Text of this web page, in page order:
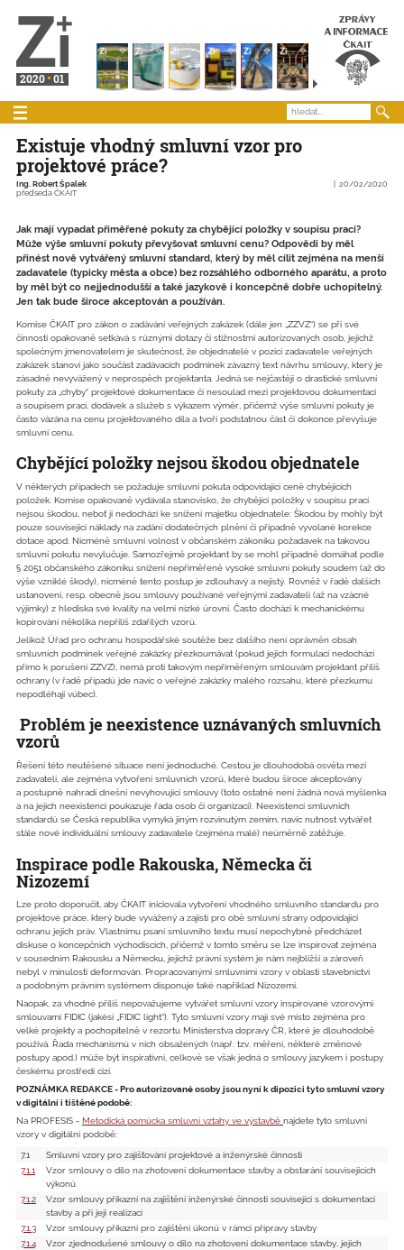
2020 01
Existuje vhodný smluvní vzor pro
projektové práce?
Ing. Robert Špalek
předseda ČKAIT
20/02/2020
Jak mají vypadat přiměřené pokuty za chybějící položky v soupisu prací?
Může výše smluvní pokuty převyšovat smluvní cenu? Odpovědi by měl
přinést nově vytvářený smluvní standard, který by měl cílit zejména na menší
zadavatele (typicky města a obce) bez rozsáhlého odborného aparátu, a proto
by měl být co nejjednodušší a také jazykově i koncepčně dobře uchopitelný.
Jen tak bude široce akceptován a používán.
Komise ČKAIT pro zákon o zadávání veřejných zakázek (dále jen „ZZVZ“) se při své
činnosti opakovaně setkává s různými dotazy či stížnostmi autorizovaných osob, jejichž
společným jmenovatelem je skutečnost, že objednatelé v pozici zadavatele veřejných
zakázek stanoví jako součást zadávacích podmínek závazný text návrhu smlouvy, který je
zásadně nevyvážený v neprospěch projektanta. Jedná se nejčastěji o drastické smluvní
pokuty za „chyby“ projektové dokumentace či nesoulad mezi projektovou dokumentací
a soupisem prací, dodávek a služeb s výkazem výměr, přičemž výše smluvní pokuty je
často vázána na cenu projektovaného díla a tvoří podstatnou část či dokonce převyšuje
smluvní cenu.
Chybějící položky nejsou škodou objednatele
V některých případech se požaduje smluvní pokuta odpovídající ceně chybějících
položek. Komise opakovaně vydávala stanovisko, že chybějící položky v soupisu prací
nejsou škodou, neboť jí nedochází ke snížení majetku objednatele: Škodou by mohly být
pouze související náklady na zadání dodatečných plnění či případně vyvolané korekce
dotace apod. Nicméně smluvní volnost v občanském zákoníku požadavek na takovou
smluvní pokutu nevylučuje. Samozřejmě projektant by se mohl případně domáhat podle
§ 2051 občanského zákoníku snížení nepřiměřeně vysoké smluvní pokuty soudem (až do
výše vzniklé škody), nicméně tento postup je zdlouhavý a nejistý. Rovněž v řadě dalších
ustanovení, resp. obecně jsou smlouvy používané veřejnými zadavateli (až na vzácné
výjimky) z hlediska své kvality na velmi nízké úrovni. Často dochází k mechanickému
kopírování několika nepříliš zdařilých vzorů.
Jelikož Úřad pro ochranu hospodářské soutěže bez dalšího není oprávněn obsah
smluvních podmínek veřejné zakázky přezkoumávat (pokud jejich formulací nedochází
přímo k porušení ZZVZ), nemá proti takovým nepřiměřeným smlouvám projektant příliš
ochrany (v řadě případů jde navíc o veřejné zakázky malého rozsahu, které přezkumu
nepodléhají vůbec).
Problém je neexistence uznávaných smluvních
vzorů
Řešení této neutěšené situace není jednoduché. Cestou je dlouhodobá osvěta mezi
zadavateli, ale zejména vytvoření smluvních vzorů, které budou široce akceptovány
a postupně nahradí dnešní nevyhovující smlouvy (toto ostatně není žádná nová myšlenka
a na jejich neexistenci poukazuje řada osob či organizací). Neexistencí smluvních
standardů se Česká republika vymyká jiným rozvinutým zemím, navíc nutnost vytvářet
stále nové individuální smlouvy zadavatele (zejména malé) neúměrně zatěžuje.
Inspirace podle Rakouska, Německa či
Nizozemí
Lze proto doporučit, aby ČKAIT iniciovala vytvoření vhodného smluvního standardu pro
projektové práce, který bude vyvážený a zajistí pro obě smluvní strany odpovídající
ochranu jejich práv. Vlastnímu psaní smluvního textu musí nepochybně předcházet
diskuse o koncepčních východiscích, přičemž v tomto směru se lze inspirovat zejména
v sousedním Rakousku a Německu, jejichž právní systém je nám nejbližší a zároveň
nebyl v minulosti deformován. Propracovanými smluvními vzory v oblasti stavebnictví
a podobným právním systémem disponuje také například Nizozemí.
Naopak, za vhodné příliš nepovažujeme vytvářet smluvní vzory inspirované vzorovými
smlouvami FIDIC (jakési „FIDIC light“). Tyto smluvní vzory mají své místo zejména pro
velké projekty a pochopitelně v rezortu Ministerstva dopravy ČR, které je dlouhodobě
používá. Řada mechanismů v nich obsažených (např. tzv. měření, některé změnové
postupy apod.) může být inspirativní, celkově se však jedná o smlouvy jazykem i postupy
českému prostředí cizí.
POZNÁMKA REDAKCE - Pro autorizované osoby jsou nyní k dipozici tyto smluvní vzory
v digitální i tištěné podobě:
Na PROFESIS - Metodická pomůcka smluvní vztahy ve výstavbě najdete tyto smluvní
vzory v digitální podobě:
7.1
Smluvní vzory pro zajišťování projektové a inženýrské činnosti
7.1.1
Vzor smlouvy o dílo na zhotovení dokumentace stavby a obstarání souvisejících
výkonů
7.1.2
Vzor smlouvy příkazní na zajištění inženýrské činnosti související s dokumentací
stavby a při její realizaci
7.1.3
Vzor smlouvy příkazní pro zajištění úkonů v rámci přípravy stavby
7.1.4
Vzor zjednodušené smlouvy o dílo na zhotovení dokumentace stavby, jejích